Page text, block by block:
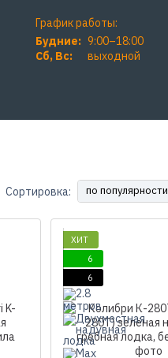
График работы:
Будние: 9:00–18:00
Сб, Вc:
выходной
Сортировка: по популярности
ХИТ
6
6